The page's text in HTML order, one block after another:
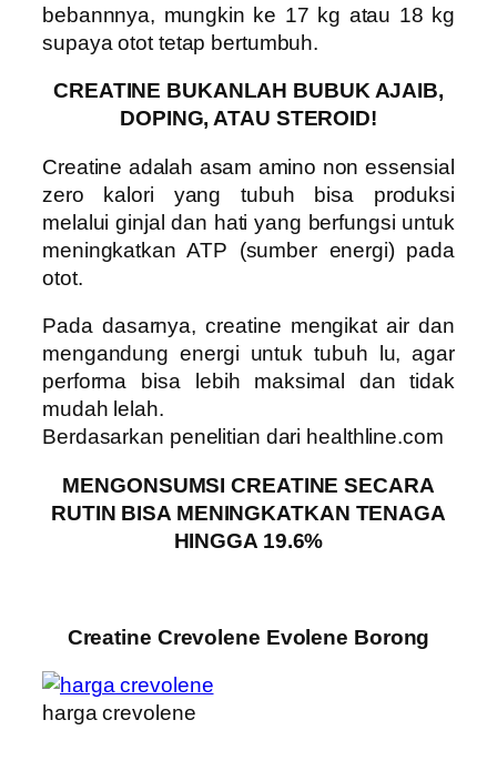
bebannnya, mungkin ke 17 kg atau 18 kg
supaya otot tetap bertumbuh.
CREATINE BUKANLAH BUBUK AJAIB,
DOPING, ATAU STEROID!
Creatine adalah asam amino non essensial
zero kalori yang tubuh bisa produksi
melalui ginjal dan hati yang berfungsi untuk
meningkatkan ATP (sumber energi) pada
otot.
Pada dasarnya, creatine mengikat air dan
mengandung energi untuk tubuh lu, agar
performa bisa lebih maksimal dan tidak
mudah lelah.
Berdasarkan penelitian dari healthline.com
MENGONSUMSI CREATINE SECARA
RUTIN BISA MENINGKATKAN TENAGA
HINGGA 19.6%
Creatine Crevolene Evolene Borong
harga crevolene